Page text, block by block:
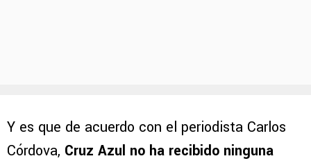
Y es que de acuerdo con el periodista Carlos
Córdova, Cruz Azul no ha recibido ninguna